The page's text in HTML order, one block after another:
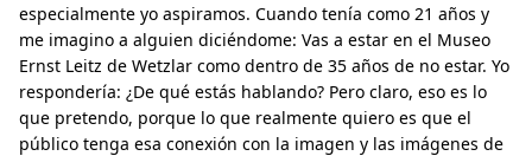
especialmente yo aspiramos. Cuando tenía como 21 años y
me imagino a alguien diciéndome: Vas a estar en el Museo
Ernst Leitz de Wetzlar como dentro de 35 años de no estar. Yo
respondería: ¿De qué estás hablando? Pero claro, eso es lo
que pretendo, porque lo que realmente quiero es que el
público tenga esa conexión con la imagen y las imágenes de